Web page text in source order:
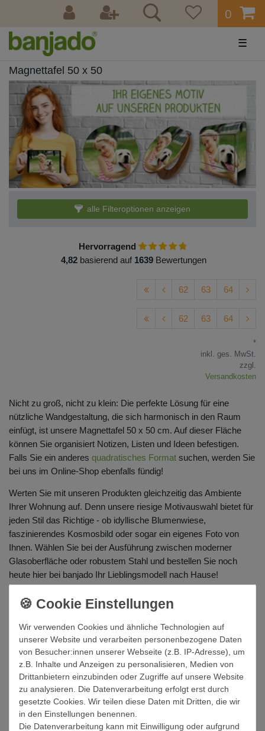
0
☰
Magnettafel 50 x 50
alle Filteroptionen anzeigen
Hervorragend
4,82 basierend auf 1639 Bewertungen
62 63 64
62 63 64
*
inkl. ges. MwSt.
zzgl.
Versandkosten
Nicht zu groß, nicht zu klein: Die perfekte Lösung für eine
nützliche Wandgestaltung, die sich harmonisch in den Raum
einfügt, ist unsere Magnettafel 50 x 50 cm. Auf dieser Fläche
können Sie organisiert Notizen, Listen und Ideen befestigen.
Falls Sie ein anderes quadratisches Format suchen, werden Sie
bei uns im Online-Shop ebenfalls fündig!
Werten Sie mit unseren Produkten gleichzeitig das Ambiente
Ihrer Wohnung auf. Denn unsere riesige Motivauswahl bietet für
jeden Stil das Richtige - ob idyllische Blumenwiese,
faszinierendes Kosmosbild oder sogar ein eigenes Foto von
Ihnen. Wählen Sie bei der Ausführung zwischen moderner
Glasoberfläche oder robustem Stahl und bestellen Sie noch
heute hier bei banjado Ihr Lieblingsmodell nach Hause!
Unsere Marken
Banjado Briefkasten
Banjado Magnettafel
Banjado Wohnwelten
Einkaufen
Zahlung und Versand
Wir verwenden Cookies und ähnliche Technologien auf
unserer Website und verarbeiten personenbezogene Daten
von Besucher:innen unserer Webseite (z.B. IP-Adresse), um
z.B. Inhalte und Anzeigen zu personalisieren, Medien von
Drittanbietern einzubinden oder Zugriffe auf unsere Website
zu analysieren. Die Datenverarbeitung erfolgt erst durch
gesetzte Cookies. Wir teilen diese Daten mit Dritten, die wir
in den Einstellungen benennen.
Die Datenverarbeitung kann mit Einwilligung oder aufgrund